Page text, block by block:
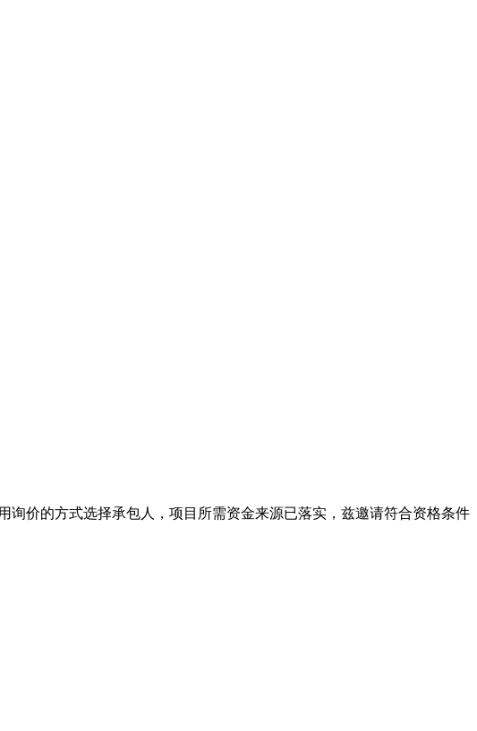
询价的方式选择承包人
，项目所需资金来源已落实，兹邀请符合资格条件